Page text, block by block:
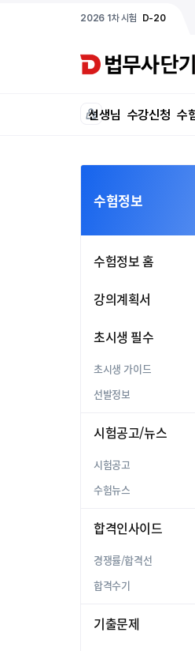
2026 1차 시험 D-20
선생님 수강신청 수
수험정보
수험정보 홈
강의계획서
초시생 필수
초시생 가이드
선발정보
시험공고/뉴스
시험공고
수험뉴스
합격인사이드
경쟁률/합격선
합격수기
기출문제